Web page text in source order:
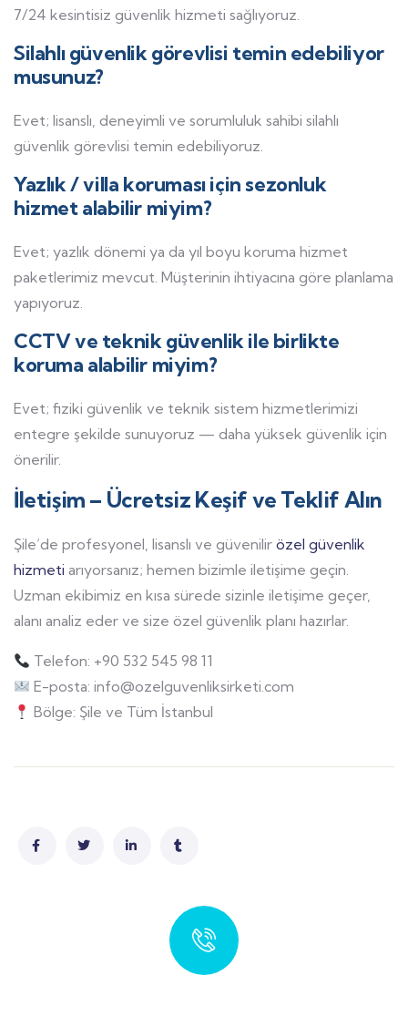
7/24 kesintisiz güvenlik hizmeti sağlıyoruz.
Silahlı güvenlik görevlisi temin edebiliyor
musunuz?
Evet; lisanslı, deneyimli ve sorumluluk sahibi silahlı
güvenlik görevlisi temin edebiliyoruz.
Yazlık / villa koruması için sezonluk
hizmet alabilir miyim?
Evet; yazlık dönemi ya da yıl boyu koruma hizmet
paketlerimiz mevcut. Müşterinin ihtiyacına göre planlama
yapıyoruz.
CCTV ve teknik güvenlik ile birlikte
koruma alabilir miyim?
Evet; fiziki güvenlik ve teknik sistem hizmetlerimizi
entegre şekilde sunuyoruz — daha yüksek güvenlik için
önerilir.
İletişim – Ücretsiz Keşif ve Teklif Alın
Şile’de profesyonel, lisanslı ve güvenilir özel güvenlik
hizmeti arıyorsanız; hemen bizimle iletişime geçin.
Uzman ekibimiz en kısa sürede sizinle iletişime geçer,
alanı analiz eder ve size özel güvenlik planı hazırlar.
Telefon: +90 532 545 98 11
E-posta: info@ozelguvenliksirketi.com
Bölge: Şile ve Tüm İstanbul